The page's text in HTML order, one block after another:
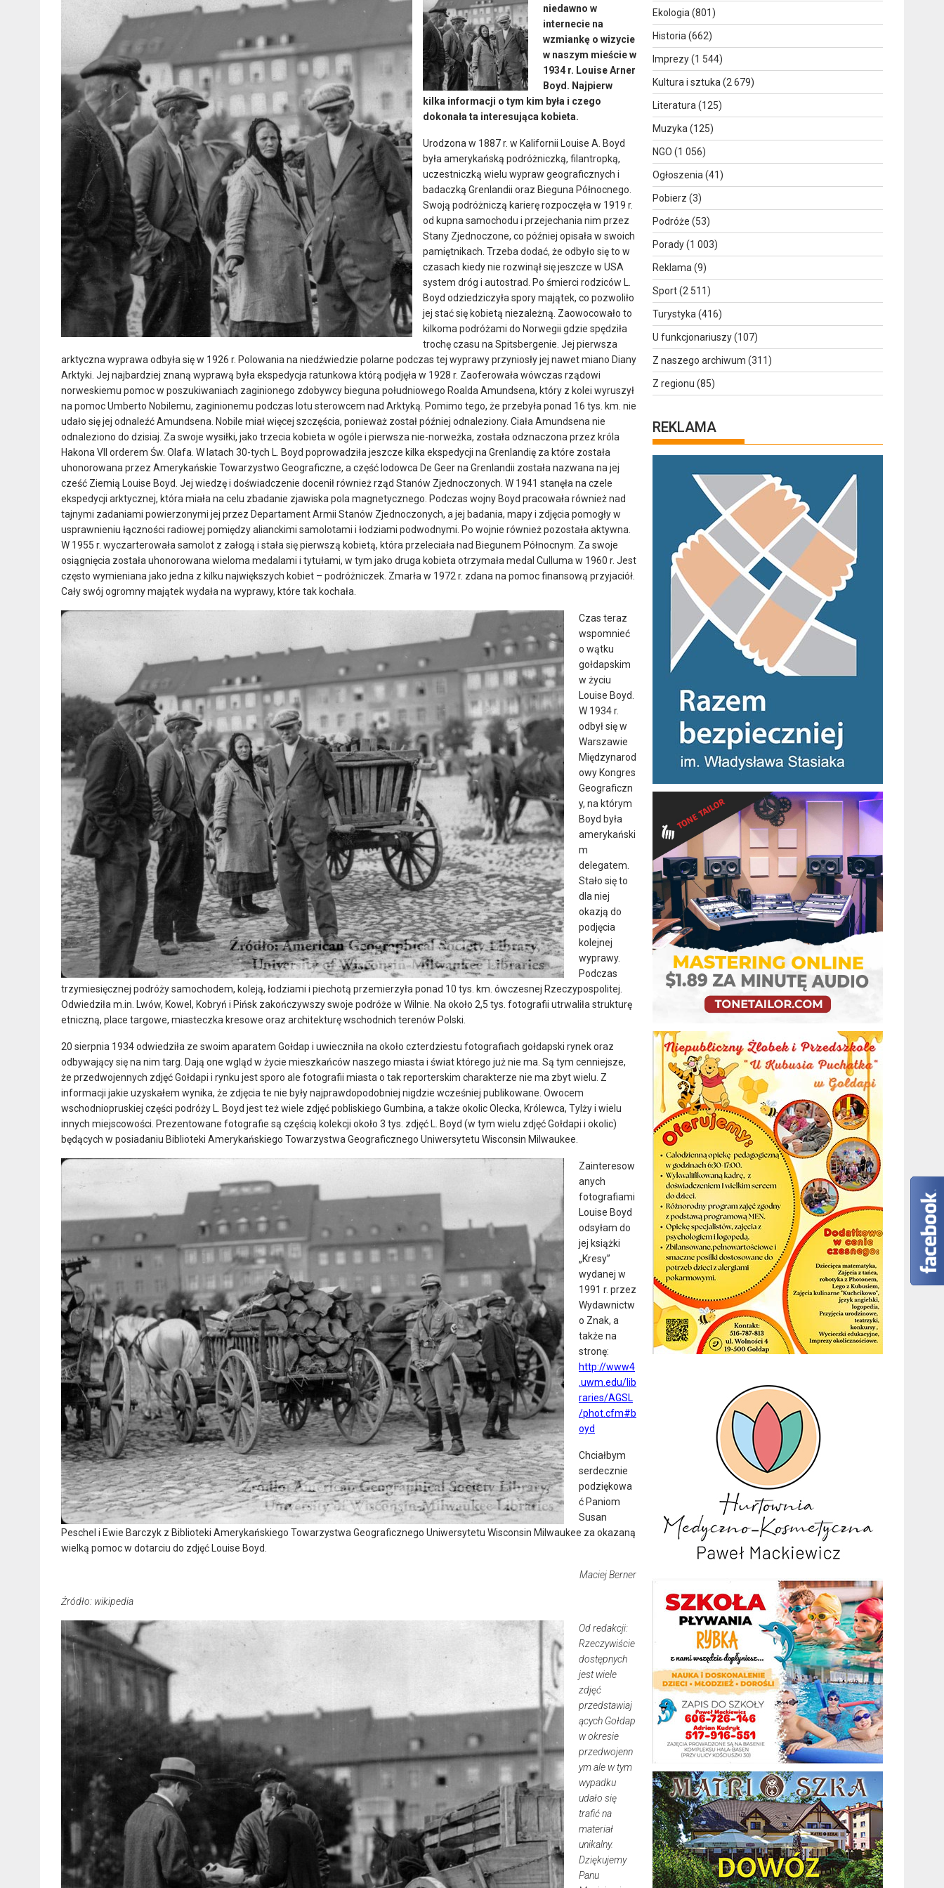
niedawno w
internecie na
wzmiankę o wizycie
w naszym mieście w
1934 r. Louise Arner
Boyd. Najpierw
kilka informacji o tym kim była i czego
dokonała ta interesująca kobieta.
Urodzona w 1887 r. w Kalifornii Louise A. Boyd
była amerykańską podróżniczką, filantropką,
uczestniczką wielu wypraw geograficznych i
badaczką Grenlandii oraz Bieguna Północnego.
Swoją podróżniczą karierę rozpoczęła w 1919 r.
od kupna samochodu i przejechania nim przez
Stany Zjednoczone, co później opisała w swoich
pamiętnikach. Trzeba dodać, że odbyło się to w
czasach kiedy nie rozwinął się jeszcze w USA
system dróg i autostrad. Po śmierci rodziców L.
Boyd odziedziczyła spory majątek, co pozwoliło
jej stać się kobietą niezależną. Zaowocowało to
kilkoma podróżami do Norwegii gdzie spędziła
trochę czasu na Spitsbergenie. Jej pierwsza
arktyczna wyprawa odbyła się w 1926 r. Polowania na niedźwiedzie polarne podczas tej wyprawy przyniosły jej nawet miano Diany
Arktyki. Jej najbardziej znaną wyprawą była ekspedycja ratunkowa którą podjęła w 1928 r. Zaoferowała wówczas rządowi
norweskiemu pomoc w poszukiwaniach zaginionego zdobywcy bieguna południowego Roalda Amundsena, który z kolei wyruszył
na pomoc Umberto Nobilemu, zaginionemu podczas lotu sterowcem nad Arktyką. Pomimo tego, że przebyła ponad 16 tys. km. nie
udało się jej odnaleźć Amundsena. Nobile miał więcej szczęścia, ponieważ został później odnaleziony. Ciała Amundsena nie
odnaleziono do dzisiaj. Za swoje wysiłki, jako trzecia kobieta w ogóle i pierwsza nie-norweżka, została odznaczona przez króla
Hakona VII orderem Św. Olafa. W latach 30-tych L. Boyd poprowadziła jeszcze kilka ekspedycji na Grenlandię za które została
uhonorowana przez Amerykańskie Towarzystwo Geograficzne, a część lodowca De Geer na Grenlandii została nazwana na jej
cześć Ziemią Louise Boyd. Jej wiedzę i doświadczenie docenił również rząd Stanów Zjednoczonych. W 1941 stanęła na czele
ekspedycji arktycznej, która miała na celu zbadanie zjawiska pola magnetycznego. Podczas wojny Boyd pracowała również nad
tajnymi zadaniami powierzonymi jej przez Departament Armii Stanów Zjednoczonych, a jej badania, mapy i zdjęcia pomogły w
usprawnieniu łączności radiowej pomiędzy alianckimi samolotami i łodziami podwodnymi. Po wojnie również pozostała aktywna.
W 1955 r. wyczarterowała samolot z załogą i stała się pierwszą kobietą, która przeleciała nad Biegunem Północnym. Za swoje
osiągnięcia została uhonorowana wieloma medalami i tytułami, w tym jako druga kobieta otrzymała medal Culluma w 1960 r. Jest
często wymieniana jako jedna z kilku największych kobiet – podróżniczek. Zmarła w 1972 r. zdana na pomoc finansową przyjaciół.
Cały swój ogromny majątek wydała na wyprawy, które tak kochała.
Czas teraz
wspomnieć
o wątku
gołdapskim
w życiu
Louise Boyd.
W 1934 r.
odbył się w
Warszawie
Międzynarod
owy Kongres
Geograficzn
y, na którym
Boyd była
amerykański
m
delegatem.
Stało się to
dla niej
okazją do
podjęcia
kolejnej
wyprawy.
Podczas
trzymiesięcznej podróży samochodem, koleją, łodziami i piechotą przemierzyła ponad 10 tys. km. ówczesnej Rzeczypospolitej.
Odwiedziła m.in. Lwów, Kowel, Kobryń i Pińsk zakończywszy swoje podróże w Wilnie. Na około 2,5 tys. fotografii utrwaliła strukturę
etniczną, place targowe, miasteczka kresowe oraz architekturę wschodnich terenów Polski.
20 sierpnia 1934 odwiedziła ze swoim aparatem Gołdap i uwieczniła na około czterdziestu fotografiach gołdapski rynek oraz
odbywający się na nim targ. Dają one wgląd w życie mieszkańców naszego miasta i świat którego już nie ma. Są tym cenniejsze,
że przedwojennych zdjęć Gołdapi i rynku jest sporo ale fotografii miasta o tak reporterskim charakterze nie ma zbyt wielu. Z
informacji jakie uzyskałem wynika, że zdjęcia te nie były najprawdopodobniej nigdzie wcześniej publikowane. Owocem
wschodniopruskiej części podróży L. Boyd jest też wiele zdjęć pobliskiego Gumbina, a także okolic Olecka, Królewca, Tylży i wielu
innych miejscowości. Prezentowane fotografie są częścią kolekcji około 3 tys. zdjęć L. Boyd (w tym wielu zdjęć Gołdapi i okolic)
będących w posiadaniu Biblioteki Amerykańskiego Towarzystwa Geograficznego Uniwersytetu Wisconsin Milwaukee.
Zainteresow
anych
fotografiami
Louise Boyd
odsyłam do
jej książki
„Kresy”
wydanej w
1991 r. przez
Wydawnictw
o Znak, a
także na
stronę:
http://www4
.uwm.edu/lib
raries/AGSL
/phot.cfm#b
oyd
Chciałbym
serdecznie
podziękowa
ć Paniom
Susan
Peschel i Ewie Barczyk z Biblioteki Amerykańskiego Towarzystwa Geograficznego Uniwersytetu Wisconsin Milwaukee za okazaną
wielką pomoc w dotarciu do zdjęć Louise Boyd.
Maciej Berner
Źródło: wikipedia
Od redakcji:
Rzeczywiście
dostępnych
jest wiele
zdjęć
przedstawiaj
ących Gołdap
w okresie
przedwojenn
ym ale w tym
wypadku
udało się
trafić na
materiał
unikalny.
Dziękujemy
Panu
Ekologia (801)
Historia (662)
Imprezy(1 544)
Kultura i sztuka (2 679)
Literatura (125)
Muzyka (125)
NGO (1 056)
Ogłoszenia (41)
Pobierz (3)
Podróże (53)
Porady(1 003)
Reklama (9)
Sport(2 511)
Turystyka (416)
U funkcjonariuszy(107)
Z naszego archiwum (311)
Z regionu (85)
REKLAMA